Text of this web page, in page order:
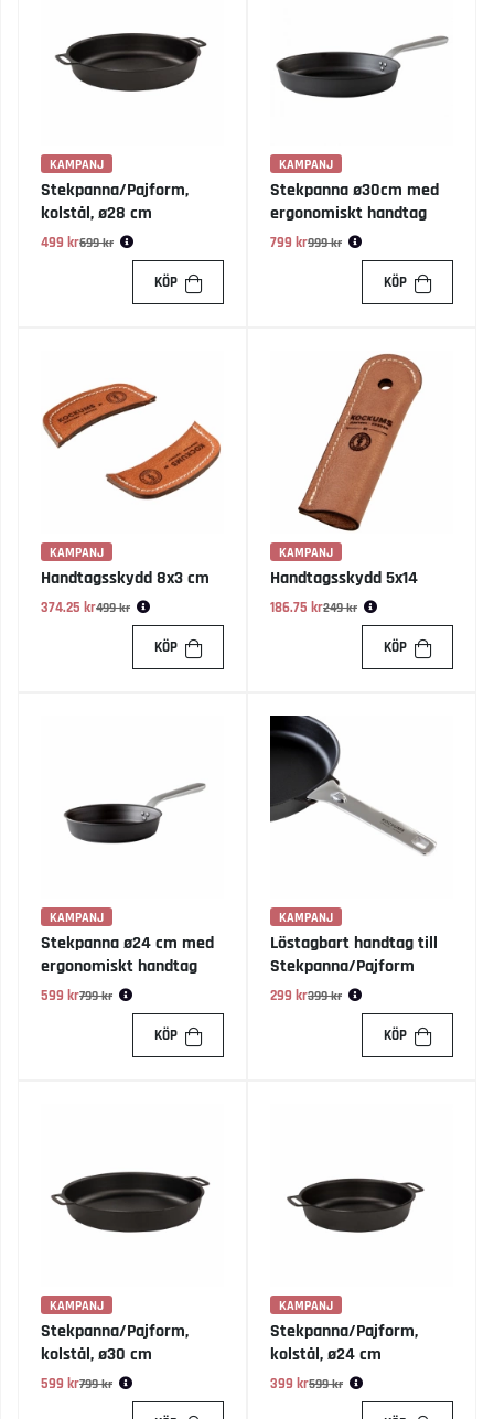
KAMPANJ
Stekpanna/Pajform,
kolstål, ø28 cm
499 kr
Ordinarie pris:
699 kr
KÖP
KAMPANJ
Stekpanna ø30cm med
ergonomiskt handtag
799 kr
Ordinarie pris:
999 kr
KÖP
KAMPANJ
Handtagsskydd 8x3 cm
374.25 kr
Ordinarie pris:
499 kr
KÖP
KAMPANJ
Handtagsskydd 5x14
186.75 kr
Ordinarie pris:
249 kr
KÖP
KAMPANJ
Stekpanna ø24 cm med
ergonomiskt handtag
599 kr
Ordinarie pris:
799 kr
KÖP
KAMPANJ
Löstagbart handtag till
Stekpanna/Pajform
299 kr
Ordinarie pris:
399 kr
KÖP
KAMPANJ
Stekpanna/Pajform,
kolstål, ø30 cm
599 kr
Ordinarie pris:
799 kr
KAMPANJ
Stekpanna/Pajform,
kolstål, ø24 cm
399 kr
Ordinarie pris:
599 kr